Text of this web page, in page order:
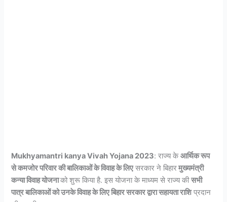
Mukhyamantri kanya Vivah Yojana 2023: राज्य केआर्थिक रूप
से कमजोर परिवार की बालिकाओं के विवाह के लिएसरकार ने बिहारमुख्यमंत्री
कन्या विवाह योजनाको शुरू किया है. इस योजना के माध्यम से राज्य कीसभी
पात्र बालिकाओं को उनके विवाह के लिए बिहार सरकार द्वारा सहायता राशिप्रदान